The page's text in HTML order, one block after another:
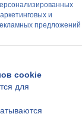
и
предложений
cookie
для